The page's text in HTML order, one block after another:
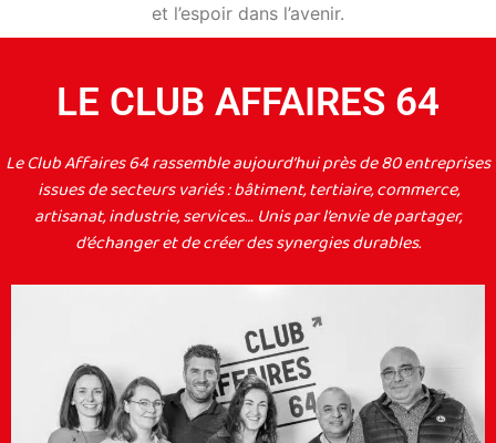
et l’espoir dans l’avenir.
LE CLUB AFFAIRES 64
Le Club Affaires 64 rassemble aujourd’hui près de 80 entreprises
issues de secteurs variés : bâtiment, tertiaire, commerce,
artisanat, industrie, services… Unis par l’envie de partager,
d’échanger et de créer des synergies durables.